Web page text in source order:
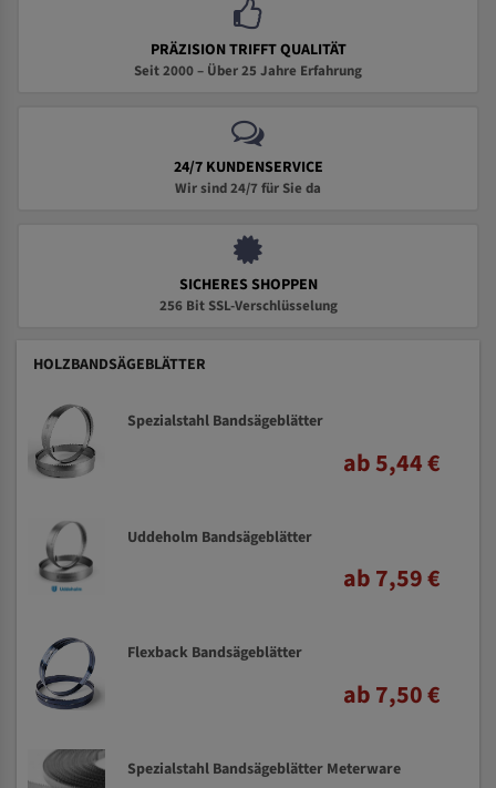
PRÄZISION TRIFFT QUALITÄT
Seit 2000 – Über 25 Jahre Erfahrung
24/7 KUNDENSERVICE
Wir sind 24/7 für Sie da
SICHERES SHOPPEN
256 Bit SSL-Verschlüsselung
HOLZBANDSÄGEBLÄTTER
Spezialstahl Bandsägeblätter
ab 5,44 €
Uddeholm Bandsägeblätter
ab 7,59 €
Flexback Bandsägeblätter
ab 7,50 €
Spezialstahl Bandsägeblätter Meterware